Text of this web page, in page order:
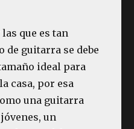
que es tan
de guitarra se debe
ideal para
casa, por esa
una guitarra
un